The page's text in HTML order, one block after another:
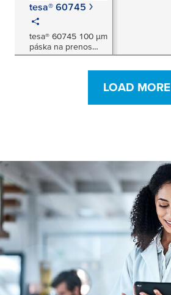
tesa® 60745
tesa® 60745 100 μm
páska na prenos
tepla
LOAD MORE